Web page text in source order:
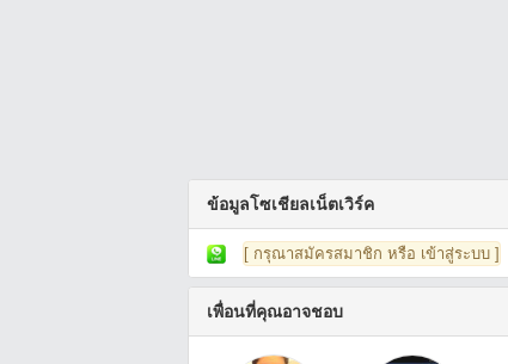
ข้อมูลโซเชียลเน็ตเวิร์ค
[ กรุณาสมัครสมาชิก หรือ เข้าสู่ระบบ ]
เพื่อนที่คุณอาจชอบ